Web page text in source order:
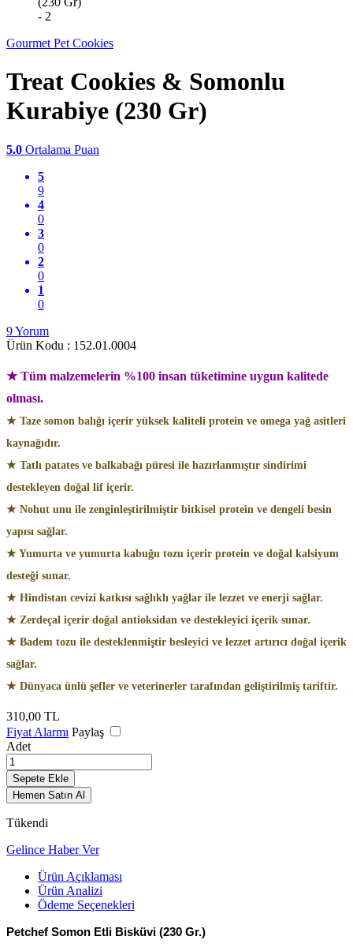
Gourmet Pet Cookies
Treat Cookies & Somonlu
Kurabiye (230 Gr)
5.0 Ortalama Puan
5
9
4
0
3
0
2
0
1
0
9 Yorum
Ürün Kodu : 152.01.0004
★ Tüm malzemelerin %100 insan tüketimine uygun kalitede
olması.
★ Taze somon balığı içerir yüksek kaliteli protein ve omega yağ asitleri
kaynağıdır.
★ Tatlı patates ve balkabağı püresi ile hazırlanmıştır sindirimi
destekleyen doğal lif içerir.
★ Nohut unu ile zenginleştirilmiştir bitkisel protein ve dengeli besin
yapısı sağlar.
★ Yumurta ve yumurta kabuğu tozu içerir protein ve doğal kalsiyum
desteği sunar.
★ Hindistan cevizi katkısı sağlıklı yağlar ile lezzet ve enerji sağlar.
★ Zerdeçal içerir doğal antioksidan ve destekleyici içerik sunar.
★ Badem tozu ile desteklenmiştir besleyici ve lezzet artırıcı doğal içerik
sağlar.
★ Dünyaca ünlü şefler ve veterinerler tarafından geliştirilmiş tariftir.
310,00 TL
Fiyat Alarmı Paylaş
Adet
Sepete Ekle
Hemen Satın Al
Tükendi
Gelince Haber Ver
Ürün Açıklaması
Ürün Analizi
Ödeme Seçenekleri
Petchef Somon Etli Bisküvi (230 Gr.)